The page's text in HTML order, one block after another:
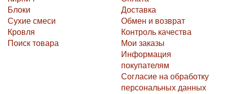
Блоки
Сухие смеси
Кровля
Поиск товара
Доставка
Обмен и возврат
Контроль качества
Мои заказы
Информация
покупателям
Согласие на обработку
персональных данных